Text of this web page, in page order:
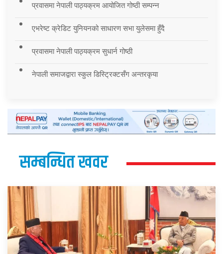
प्रवासमा नेपाली पाठ्यक्रम आयोजित गोष्ठी सम्पन्न
एभरेष्ट क्रेडिट युनियनको साधारण सभा युलेसमा हुँदै
प्रवासमा नेपाली पाठ्यक्रम सुधार्न गोष्ठी
नेपाली समाजद्वारा स्कुल डिस्ट्रिक्टसँग अन्तरकृया
सम्बन्धित खवर